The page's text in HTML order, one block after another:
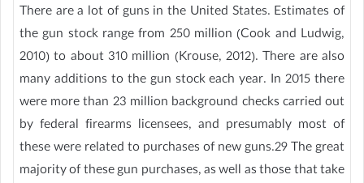
There are a lot of guns in the United States. Estimates of
the gun stock range from 250 million (Cook and Ludwig,
2010) to about 310 million (Krouse, 2012). There are also
many additions to the gun stock each year. In 2015 there
were more than 23 million background checks carried out
by federal firearms licensees, and presumably most of
these were related to purchases of new guns.29 The great
majority of these gun purchases, as well as those that take